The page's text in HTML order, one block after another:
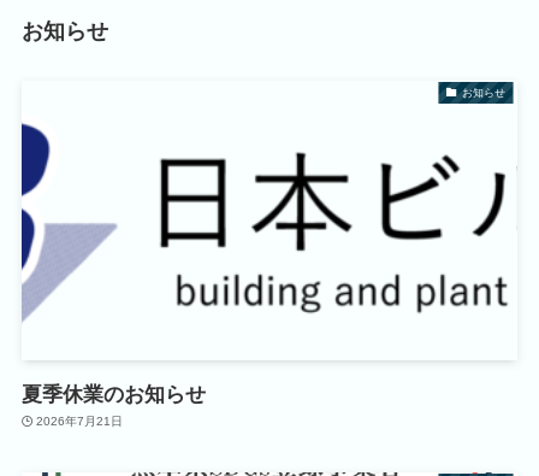
お知らせ
お知らせ
夏季休業のお知らせ
2026年7月21日